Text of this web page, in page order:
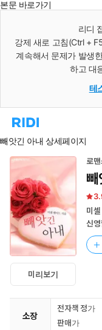
본문 바로가기
리디
강제 새로 고침(Ctrl +
계속해서 문제가 발생
하고 대
테
리
홈
로
동
빼앗긴 아내 상세페이지
미리보기
로
빼
미
신
소장
전자책 정가
판매가